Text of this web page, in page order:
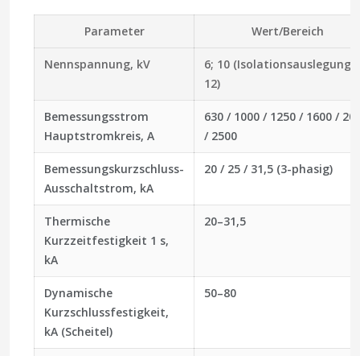
Parameter Wert/Bereich
Nennspannung, kV
6; 10 (Isolationsauslegung
12)
Bemessungsstrom
Hauptstromkreis, A
630 / 1000 / 1250 / 1600 /
/ 2500
Bemessungskurzschluss-
Ausschaltstrom, kA
20 / 25 / 31,5 (3-phasig)
Thermische
Kurzzeitfestigkeit 1 s,
kA
20–31,5
Dynamische
Kurzschlussfestigkeit,
kA (Scheitel)
50–80